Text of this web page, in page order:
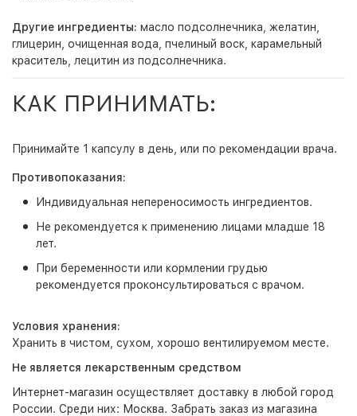
Другие ингредиенты: масло подсолнечника, желатин,
глицерин, очищенная вода, пчелиный воск, карамельный
краситель, лецитин из подсолнечника.
КАК ПРИНИМАТЬ:
Принимайте 1 капсулу в день, или по рекомендации врача.
Противопоказания:
Индивидуальная непереносимость ингредиентов.
Не рекомендуется к применению лицами младше 18
лет.
При беременности или кормлении грудью
рекомендуется проконсультироваться с врачом.
Условия хранения:
Хранить в чистом, сухом, хорошо вентилируемом месте.
Не является лекарственным средством
Интернет-магазин осуществляет доставку в любой город
России. Среди них: Москва. Забрать заказ из магазина